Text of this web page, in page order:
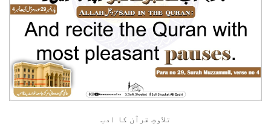
تلاوتِ قرآن کا ادب